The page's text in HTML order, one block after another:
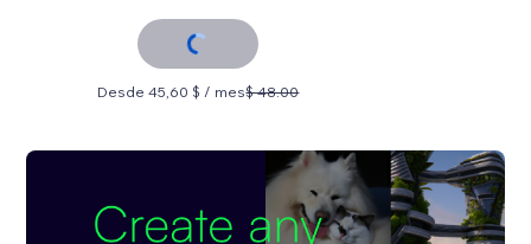
Desde 45,60 $ / mes$ 48.00